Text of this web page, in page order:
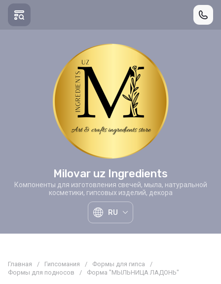
Milovar uz Ingredients
Компоненты для изготовления свечей, мыла, натуральной
косметики, гипсовых изделий, декора
RU
Главная / Гипсомания / Формы для гипса
/
Формы для подносов
/ Форма "МЫЛЬНИЦА ЛАДОНЬ"